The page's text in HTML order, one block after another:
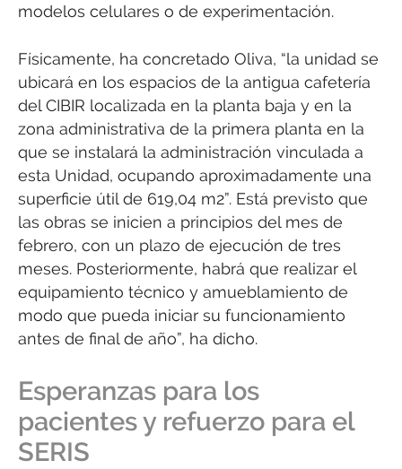
modelos celulares o de experimentación.
Físicamente, ha concretado Oliva, “la unidad se
ubicará en los espacios de la antigua cafetería
del CIBIR localizada en la planta baja y en la
zona administrativa de la primera planta en la
que se instalará la administración vinculada a
esta Unidad, ocupando aproximadamente una
superficie útil de 619,04 m2”. Está previsto que
las obras se inicien a principios del mes de
febrero, con un plazo de ejecución de tres
meses. Posteriormente, habrá que realizar el
equipamiento técnico y amueblamiento de
modo que pueda iniciar su funcionamiento
antes de final de año”, ha dicho.
Esperanzas para los
pacientes y refuerzo para el
SERIS